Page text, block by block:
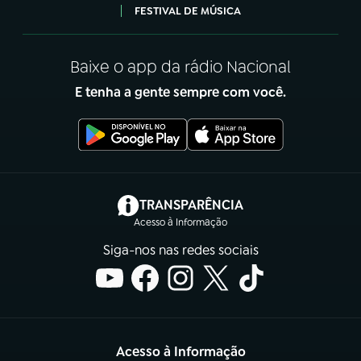
FESTIVAL DE MÚSICA
Baixe o app da rádio Nacional
E tenha a gente sempre com você.
TRANSPARÊNCIA
Acesso à Informação
(abre em nova aba)
Siga-nos nas redes sociais
Acesso à Informação